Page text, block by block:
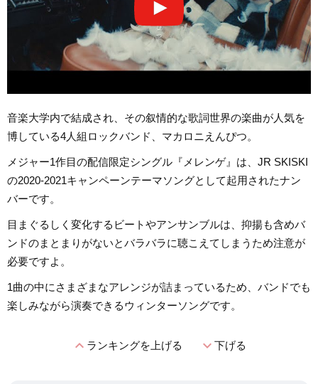
音楽大学内で結成され、その叙情的な歌詞世界の楽曲が人気を
博している4人組ロックバンド、マカロニえんぴつ。
メジャー1作目の配信限定シングル『メレンゲ』は、JR SKISKI
の2020-2021キャンペーンテーマソングとして起用されたナン
バーです。
目まぐるしく変化するビートやアンサンブルは、抑揚も含めバ
ンドのまとまりがないとバラバラに聴こえてしまうため注意が
必要ですよ。
1曲の中にさまざまなアレンジが詰まっているため、バンドでも
楽しみながら演奏できるウィンターソングです。
expand_lessランキングを上げる expand_more下げる